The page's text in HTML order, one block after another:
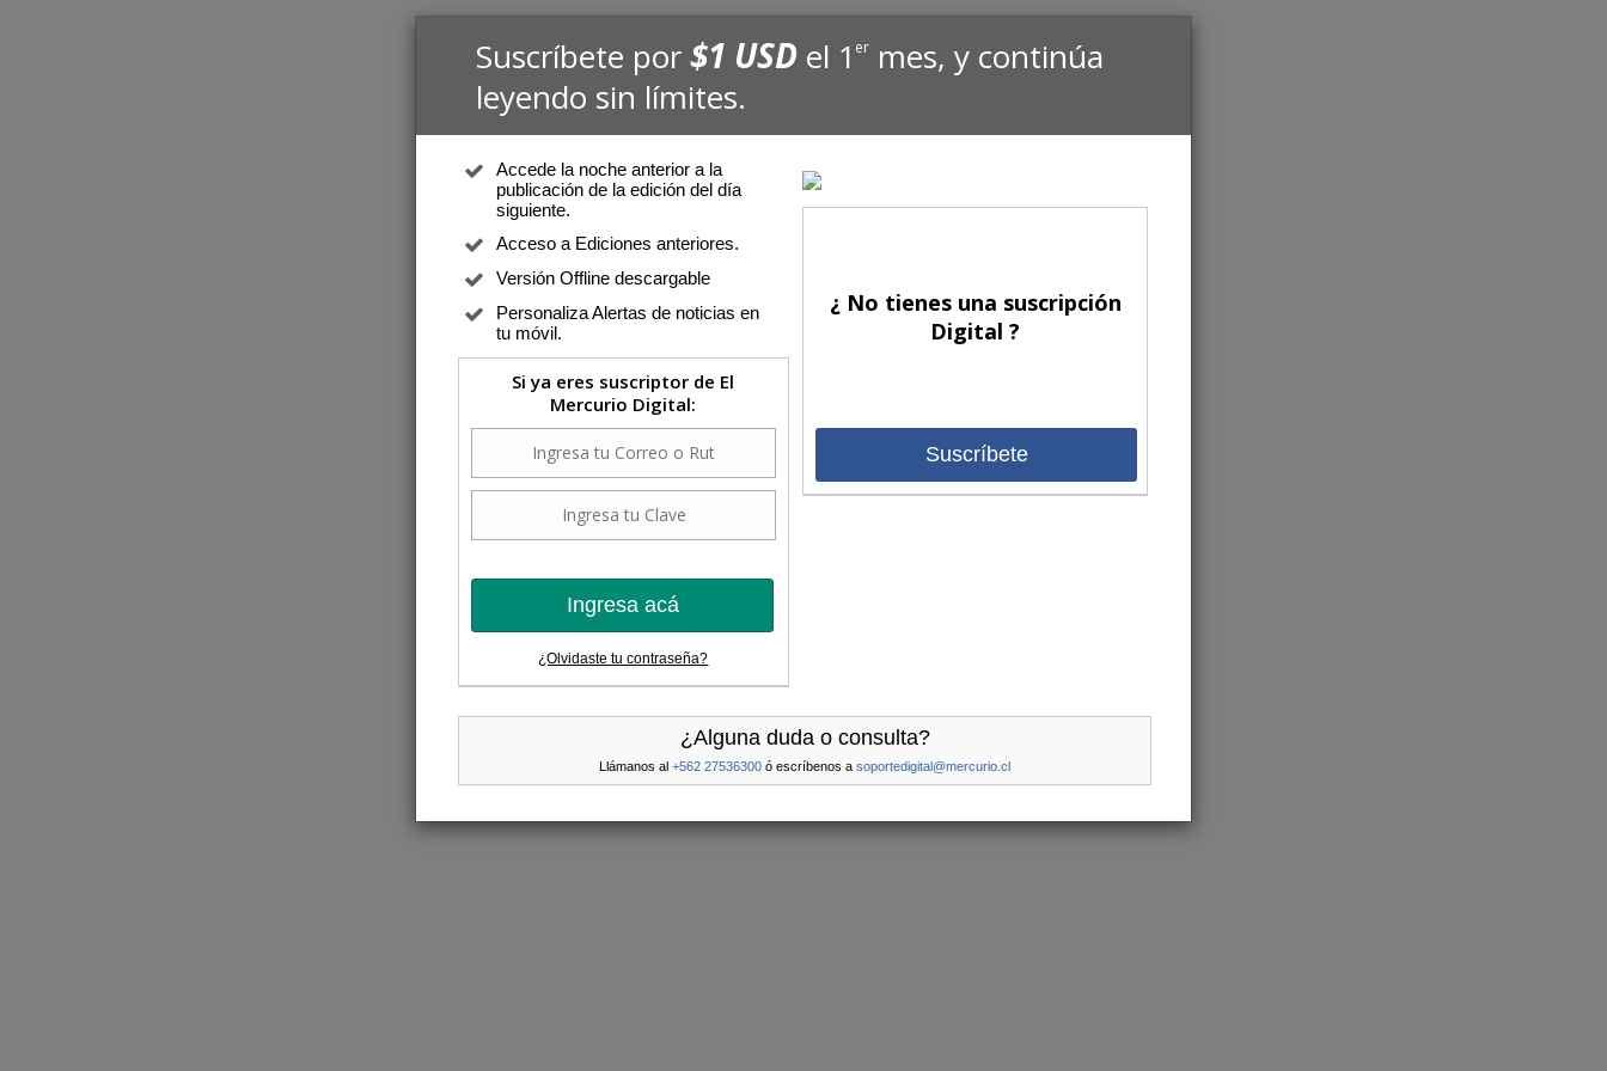
Suscríbete por$1 USD el 1er mes, y continúa
leyendo sin límites.
Accede la noche anterior a la
publicación de la edición del día
siguiente.
Acceso a Ediciones anteriores.
Versión Offline descargable
Personaliza Alertas de noticias en
tu móvil.
Si ya eres suscriptor de El
Mercurio Digital:
Ingresa acá
¿Olvidaste tu contraseña?
¿ No tienes una suscripción
Digital ?
Suscríbete
¿Alguna duda o consulta?
Llámanos al +562 27536300 ó escríbenos a soportedigital@mercurio.cl